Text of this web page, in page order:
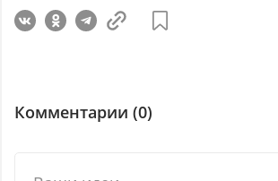
Комментарии (0)